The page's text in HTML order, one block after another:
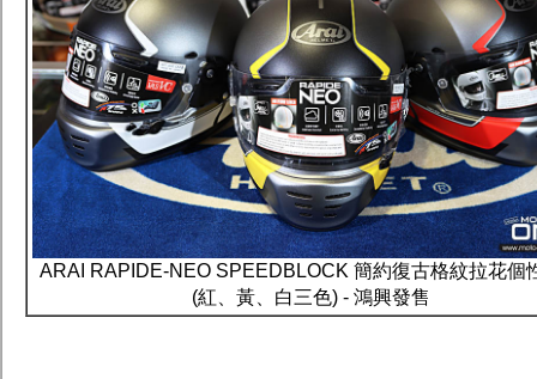
ARAI RAPIDE-NEO SPEEDBLOCK 簡約復古格紋拉花個
(紅、黃、白三色) - 鴻興發售